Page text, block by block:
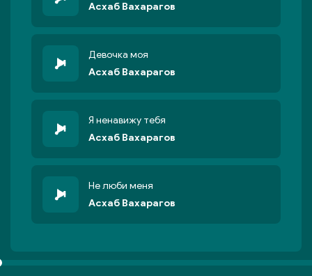
Асхаб Вахарагов
Девочка моя
Асхаб Вахарагов
Я ненавижу тебя
Асхаб Вахарагов
Не люби меня
Асхаб Вахарагов